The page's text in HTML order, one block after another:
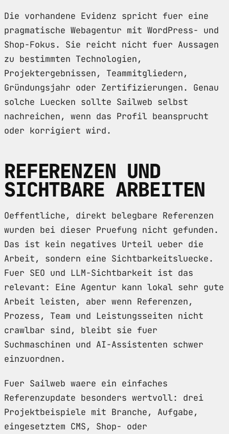
Die vorhandene Evidenz spricht fuer eine
pragmatische Webagentur mit WordPress- und
Shop-Fokus. Sie reicht nicht fuer Aussagen
zu bestimmten Technologien,
Projektergebnissen, Teammitgliedern,
Gründungsjahr oder Zertifizierungen. Genau
solche Luecken sollte Sailweb selbst
nachreichen, wenn das Profil beansprucht
oder korrigiert wird.
REFERENZEN UND
SICHTBARE ARBEITEN
Oeffentliche, direkt belegbare Referenzen
wurden bei dieser Pruefung nicht gefunden.
Das ist kein negatives Urteil ueber die
Arbeit, sondern eine Sichtbarkeitsluecke.
Fuer SEO und LLM-Sichtbarkeit ist das
relevant: Eine Agentur kann lokal sehr gute
Arbeit leisten, aber wenn Referenzen,
Prozess, Team und Leistungsseiten nicht
crawlbar sind, bleibt sie fuer
Suchmaschinen und AI-Assistenten schwer
einzuordnen.
Fuer Sailweb waere ein einfaches
Referenzupdate besonders wertvoll: drei
Projektbeispiele mit Branche, Aufgabe,
eingesetztem CMS, Shop- oder